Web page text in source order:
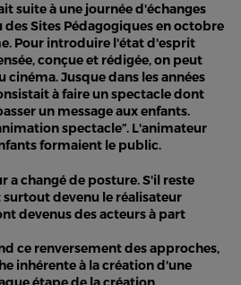
suite à une journée d'échanges
des Sites Pédagogiques en octobre
Pour introduire l'état d'esprit
conçue et rédigée, on peut
Jusque dans les années
à faire un spectacle dont
un message aux enfants.
spectacle”. L'animateur
formaient le public.
changé de posture. S'il reste
devenu le réalisateur
devenus des acteurs à part
ce renversement des approches,
inhérente à la création d'une